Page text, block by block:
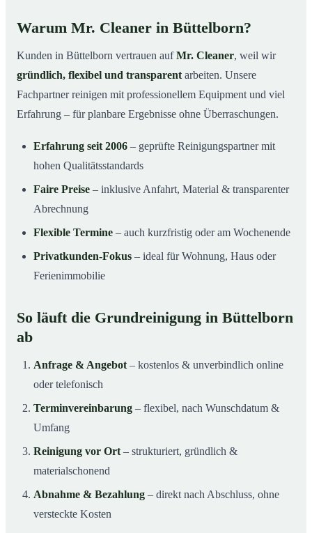
Warum Mr. Cleaner in Büttelborn?
Kunden in Büttelborn vertrauen aufMr. Cleaner, weil wir
gründlich, flexibel und transparent arbeiten. Unsere
Fachpartner reinigen mit professionellem Equipment und viel
Erfahrung – für planbare Ergebnisse ohne Überraschungen.
Erfahrung seit 2006 – geprüfte Reinigungspartner mit
hohen Qualitätsstandards
Faire Preise – inklusive Anfahrt, Material & transparenter
Abrechnung
Flexible Termine – auch kurzfristig oder am Wochenende
Privatkunden-Fokus – ideal für Wohnung, Haus oder
Ferienimmobilie
So läuft die Grundreinigung in Büttelborn
ab
Anfrage & Angebot – kostenlos & unverbindlich online
oder telefonisch
Terminvereinbarung – flexibel, nach Wunschdatum &
Umfang
Reinigung vor Ort – strukturiert, gründlich &
materialschonend
Abnahme & Bezahlung – direkt nach Abschluss, ohne
versteckte Kosten